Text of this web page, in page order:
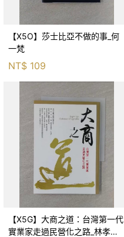
【X5O】莎士比亞不做的事_何
一梵
NT$ 109
【X5G】大商之道：台灣第一代
實業家走過民營化之路_林孝信,